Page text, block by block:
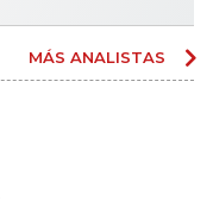
MÁS ANALISTAS